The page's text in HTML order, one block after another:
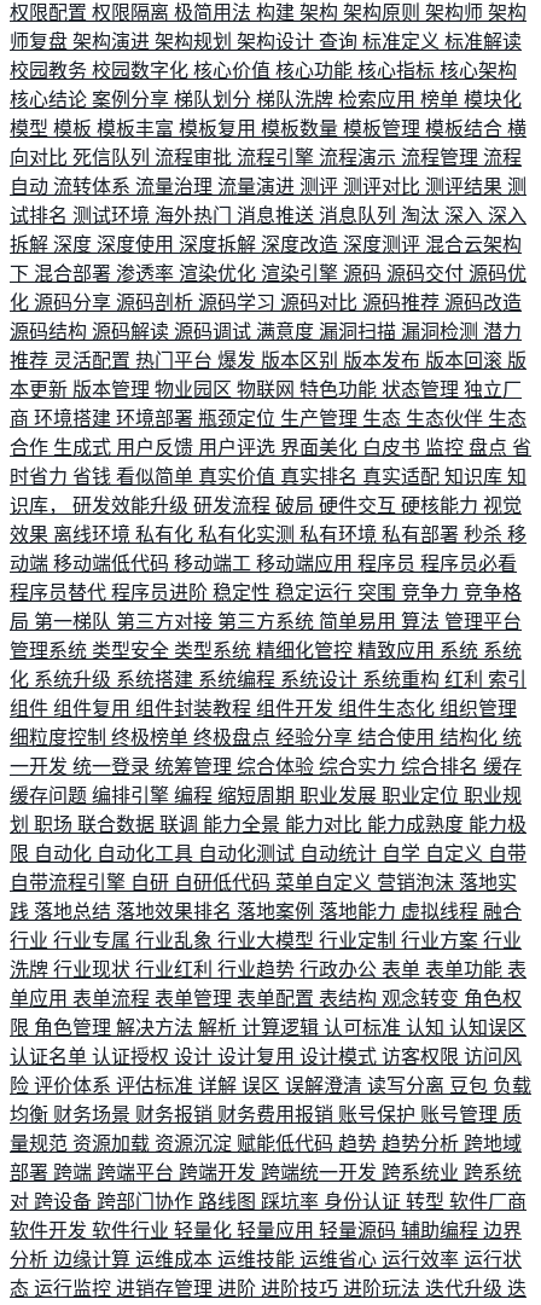
权限配置 权限隔离 极简用法 构建 架构 架构原则 架构师 架构
师复盘 架构演进 架构规划 架构设计 查询 标准定义 标准解读
校园教务 校园数字化 核心价值 核心功能 核心指标 核心架构
核心结论 案例分享 梯队划分 梯队洗牌 检索应用 榜单 模块化
模型 模板 模板丰富 模板复用 模板数量 模板管理 模板结合 横
向对比 死信队列 流程审批 流程引擎 流程演示 流程管理 流程
自动 流转体系 流量治理 流量演进 测评 测评对比 测评结果 测
试排名 测试环境 海外热门 消息推送 消息队列 淘汰 深入 深入
拆解 深度 深度使用 深度拆解 深度改造 深度测评 混合云架构
下 混合部署 渗透率 渲染优化 渲染引擎 源码 源码交付 源码优
化 源码分享 源码剖析 源码学习 源码对比 源码推荐 源码改造
源码结构 源码解读 源码调试 满意度 漏洞扫描 漏洞检测 潜力
推荐 灵活配置 热门平台 爆发 版本区别 版本发布 版本回滚 版
本更新 版本管理 物业园区 物联网 特色功能 状态管理 独立厂
商 环境搭建 环境部署 瓶颈定位 生产管理 生态 生态伙伴 生态
合作 生成式 用户反馈 用户评选 界面美化 白皮书 监控 盘点 省
时省力 省钱 看似简单 真实价值 真实排名 真实适配 知识库 知
识库， 研发效能升级 研发流程 破局 硬件交互 硬核能力 视觉
效果 离线环境 私有化 私有化实测 私有环境 私有部署 秒杀 移
动端 移动端低代码 移动端工 移动端应用 程序员 程序员必看
程序员替代 程序员进阶 稳定性 稳定运行 突围 竞争力 竞争格
局 第一梯队 第三方对接 第三方系统 简单易用 算法 管理平台
管理系统 类型安全 类型系统 精细化管控 精致应用 系统 系统
化 系统升级 系统搭建 系统编程 系统设计 系统重构 红利 索引
组件 组件复用 组件封装教程 组件开发 组件生态化 组织管理
细粒度控制 终极榜单 终极盘点 经验分享 结合使用 结构化 统
一开发 统一登录 统筹管理 综合体验 综合实力 综合排名 缓存
缓存问题 编排引擎 编程 缩短周期 职业发展 职业定位 职业规
划 职场 联合数据 联调 能力全景 能力对比 能力成熟度 能力极
限 自动化 自动化工具 自动化测试 自动统计 自学 自定义 自带
自带流程引擎 自研 自研低代码 菜单自定义 营销泡沫 落地实
践 落地总结 落地效果排名 落地案例 落地能力 虚拟线程 融合
行业 行业专属 行业乱象 行业大模型 行业定制 行业方案 行业
洗牌 行业现状 行业红利 行业趋势 行政办公 表单 表单功能 表
单应用 表单流程 表单管理 表单配置 表结构 观念转变 角色权
限 角色管理 解决方法 解析 计算逻辑 认可标准 认知 认知误区
认证名单 认证授权 设计 设计复用 设计模式 访客权限 访问风
险 评价体系 评估标准 详解 误区 误解澄清 读写分离 豆包 负载
均衡 财务场景 财务报销 财务费用报销 账号保护 账号管理 质
量规范 资源加载 资源沉淀 赋能低代码 趋势 趋势分析 跨地域
部署 跨端 跨端平台 跨端开发 跨端统一开发 跨系统业 跨系统
对 跨设备 跨部门协作 路线图 踩坑率 身份认证 转型 软件厂商
软件开发 软件行业 轻量化 轻量应用 轻量源码 辅助编程 边界
分析 边缘计算 运维成本 运维技能 运维省心 运行效率 运行状
态 运行监控 进销存管理 进阶 进阶技巧 进阶玩法 迭代升级 迭